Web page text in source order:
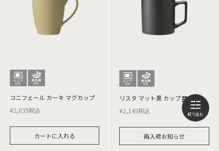
コニフェール カーキ マグカップ
¥2,035税込
カートに入れる
リスタ マット黒 カップ M
¥2,145税込
再入荷お知らせ